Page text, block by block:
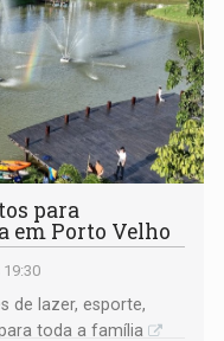
para
em Porto Velho
de lazer, esporte,
toda a família